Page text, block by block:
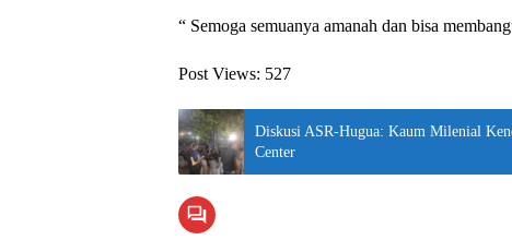
“ Semoga semuanya amanah dan bisa
Post Views: 527
Diskusi ASR-Hugua: Kaum Milenial
Center